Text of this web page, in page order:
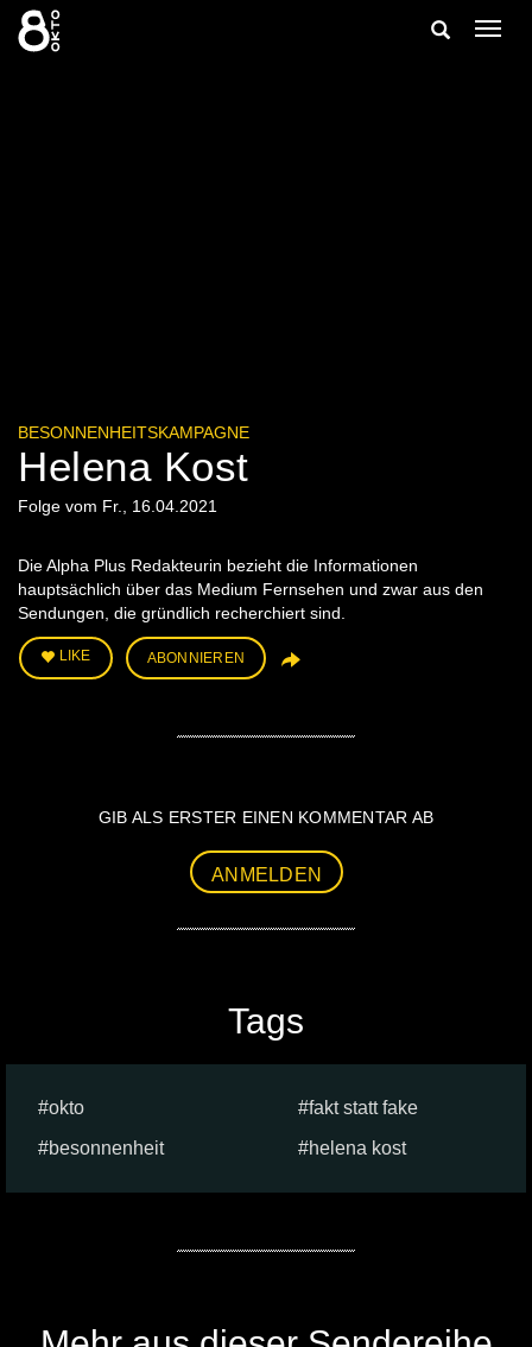
Zum
Inhalt
springen
Suche
BESONNENHEITSKAMPAGNE
Helena Kost
Folge vom Fr., 16.04.2021
Die Alpha Plus Redakteurin bezieht die Informationen
hauptsächlich über das Medium Fernsehen und zwar aus den
Sendungen, die gründlich recherchiert sind.
LIKE ABONNIEREN
GIB ALS ERSTER EINEN KOMMENTAR AB
ANMELDEN
Tags
okto
fakt statt fake
besonnenheit
helena kost